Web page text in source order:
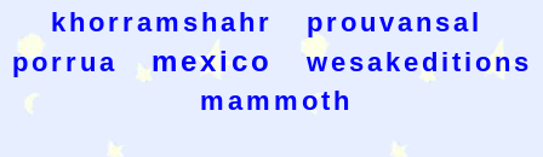
khorramshahr
prouvansal
porrua
mexico
wesakeditions
mammoth